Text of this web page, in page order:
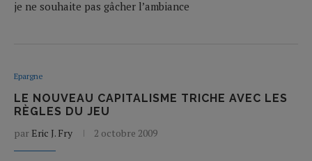
je ne souhaite pas gâcher l’ambiance
Epargne
LE NOUVEAU CAPITALISME TRICHE AVEC LES
RÈGLES DU JEU
par Eric J. Fry 2 octobre 2009